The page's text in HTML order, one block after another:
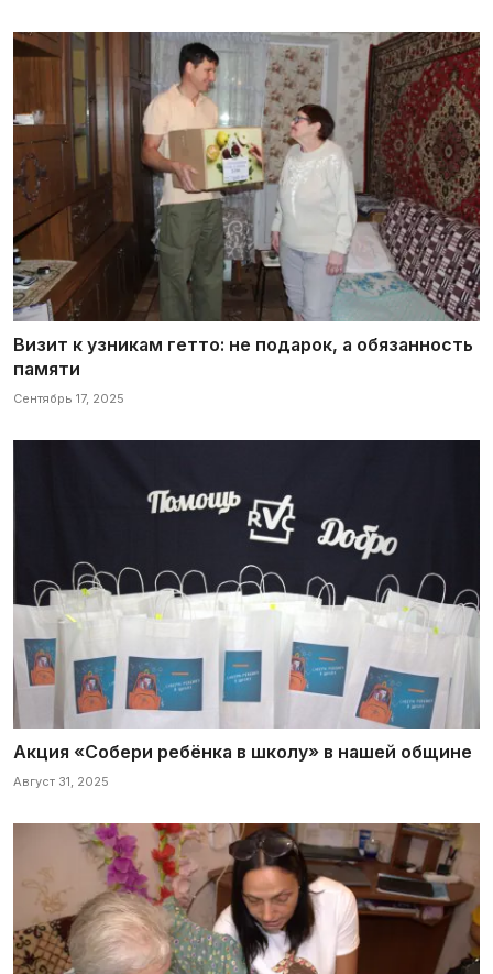
Визит к узникам гетто: не подарок, а обязанность
памяти
Сентябрь 17, 2025
Акция «Собери ребёнка в школу» в нашей общине
Август 31, 2025